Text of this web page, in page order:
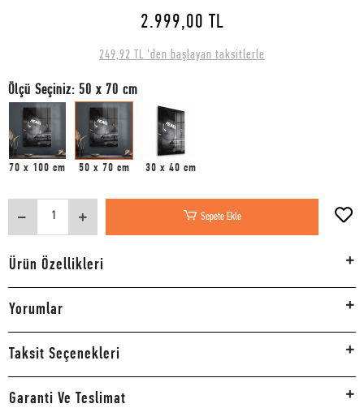
2.999,00 TL
249,92 TL 'den başlayan taksitlerle
Ölçü Seçiniz: 50 x 70 cm
70 x 100 cm 50 x 70 cm 30 x 40 cm
Sepete Ekle
Ürün Özellikleri
Yorumlar
Taksit Seçenekleri
Garanti Ve Teslimat